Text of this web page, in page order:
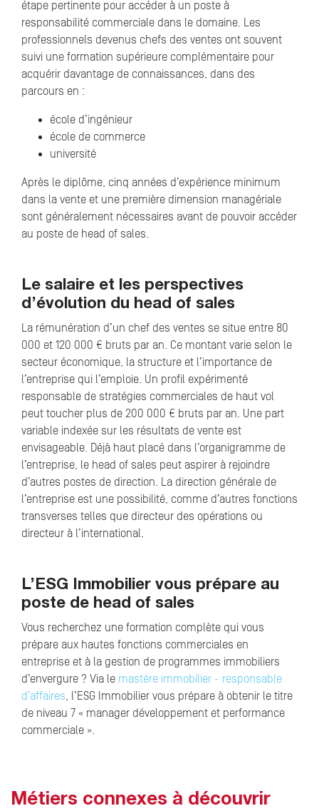
étape pertinente pour accéder à un poste à
responsabilité commerciale dans le domaine. Les
professionnels devenus chefs des ventes ont souvent
suivi une formation supérieure complémentaire pour
acquérir davantage de connaissances, dans des
parcours en :
école d’ingénieur
école de commerce
université
Après le diplôme, cinq années d’expérience minimum
dans la vente et une première dimension managériale
sont généralement nécessaires avant de pouvoir accéder
au poste de head of sales.
Le salaire et les perspectives
d’évolution du head of sales
La rémunération d’un chef des ventes se situe entre 80
000 et 120 000 € bruts par an. Ce montant varie selon le
secteur économique, la structure et l’importance de
l’entreprise qui l’emploie. Un profil expérimenté
responsable de stratégies commerciales de haut vol
peut toucher plus de 200 000 € bruts par an. Une part
variable indexée sur les résultats de vente est
envisageable. Déjà haut placé dans l’organigramme de
l’entreprise, le head of sales peut aspirer à rejoindre
d’autres postes de direction. La direction générale de
l’entreprise est une possibilité, comme d’autres fonctions
transverses telles que directeur des opérations ou
directeur à l’international.
L’ESG Immobilier vous prépare au
poste de head of sales
Vous recherchez une formation complète qui vous
prépare aux hautes fonctions commerciales en
entreprise et à la gestion de programmes immobiliers
d’envergure ? Via le mastère immobilier - responsable
d’affaires, l’ESG Immobilier vous prépare à obtenir le titre
de niveau 7 « manager développement et performance
commerciale ».
Métiers connexes à découvrir